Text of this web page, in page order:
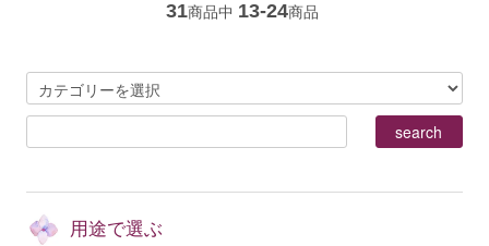
31商品中 13-24商品
用途で選ぶ